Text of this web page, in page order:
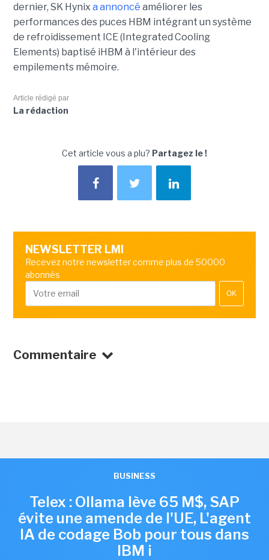
dernier, SK Hynix a annoncé améliorer les
performances des puces HBM intégrant un système
de refroidissement ICE (Integrated Cooling
Elements) baptisé iHBM à l'intérieur des
empilements mémoire.
Article rédigé par
La rédaction
Cet article vous a plu? Partagez le !
NEWSLETTER LMI
Recevez notre newsletter comme plus de 50000
abonnés
OK
Commentaire
BUSINESS
Telex : Ollama lève 65 M$, SAP
évite une amende de l'UE, L'agent
IA de codage Bob pour tous dans
IBM i